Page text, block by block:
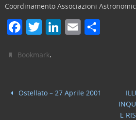
Coordinamento Associazioni
F
c
b
T
itt
Li
dI
n
E
Bookmark.
Ostellato – 27 Aprile 2001
E